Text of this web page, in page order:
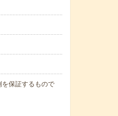
保証するもので